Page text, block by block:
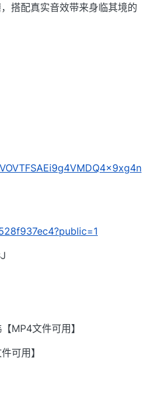
搭配真实音效带来身临其境的
MP4文件可用】
可用】